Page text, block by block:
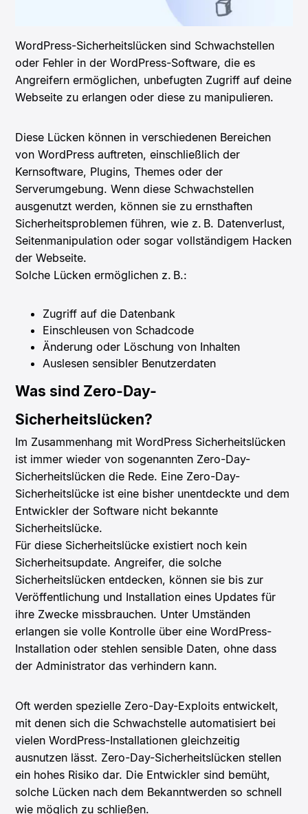
WordPress-Sicherheitslücken sind Schwachstellen
oder Fehler in der WordPress-Software, die es
Angreifern ermöglichen, unbefugten Zugriff auf deine
Webseite zu erlangen oder diese zu manipulieren.
Diese Lücken können in verschiedenen Bereichen
von WordPress auftreten, einschließlich der
Kernsoftware, Plugins, Themes oder der
Serverumgebung. Wenn diese Schwachstellen
ausgenutzt werden, können sie zu ernsthaften
Sicherheitsproblemen führen, wie z. B. Datenverlust,
Seitenmanipulation oder sogar vollständigem Hacken
der Webseite.
Solche Lücken ermöglichen z. B.:
Zugriff auf die Datenbank
Einschleusen von Schadcode
Änderung oder Löschung von Inhalten
Auslesen sensibler Benutzerdaten
Was sind Zero-Day-
Sicherheitslücken?
Im Zusammenhang mit WordPress Sicherheitslücken
ist immer wieder von sogenannten Zero-Day-
Sicherheitslücken die Rede. Eine Zero-Day-
Sicherheitslücke ist eine bisher unentdeckte und dem
Entwickler der Software nicht bekannte
Sicherheitslücke.
Für diese Sicherheitslücke existiert noch kein
Sicherheitsupdate. Angreifer, die solche
Sicherheitslücken entdecken, können sie bis zur
Veröffentlichung und Installation eines Updates für
ihre Zwecke missbrauchen. Unter Umständen
erlangen sie volle Kontrolle über eine WordPress-
Installation oder stehlen sensible Daten, ohne dass
der Administrator das verhindern kann.
Oft werden spezielle Zero-Day-Exploits entwickelt,
mit denen sich die Schwachstelle automatisiert bei
vielen WordPress-Installationen gleichzeitig
ausnutzen lässt. Zero-Day-Sicherheitslücken stellen
ein hohes Risiko dar. Die Entwickler sind bemüht,
solche Lücken nach dem Bekanntwerden so schnell
wie möglich zu schließen.